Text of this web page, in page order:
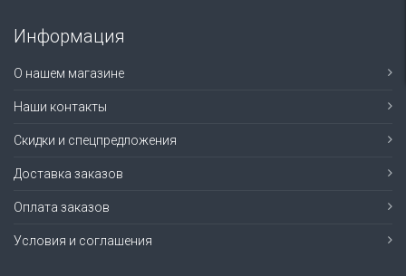
Информация
О нашем магазине
Наши контакты
Скидки и спецпредложения
Доставка заказов
Оплата заказов
Условия и соглашения